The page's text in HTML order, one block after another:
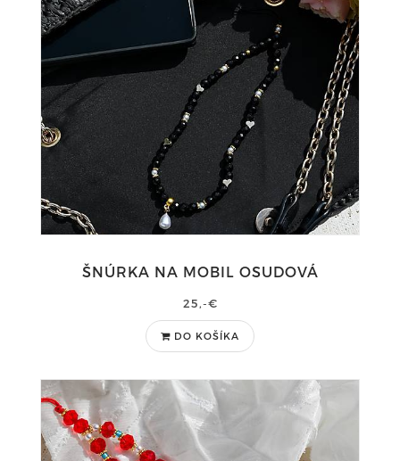
ŠNÚRKA NA MOBIL OSUDOVÁ
25,-€
DO KOŠÍKA